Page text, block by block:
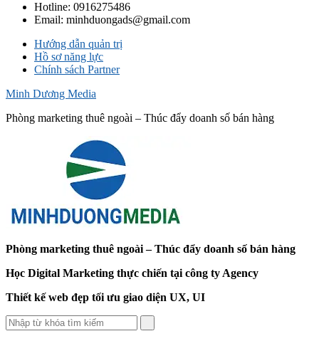
Hotline: 0916275486
Email: minhduongads@gmail.com
Hướng dẫn quản trị
Hồ sơ năng lực
Chính sách Partner
Minh Dương Media
Phòng marketing thuê ngoài – Thúc đẩy doanh số bán hàng
Phòng marketing thuê ngoài – Thúc đẩy doanh số bán hàng
Học Digital Marketing thực chiến tại công ty Agency
Thiết kế web đẹp tối ưu giao diện UX, UI